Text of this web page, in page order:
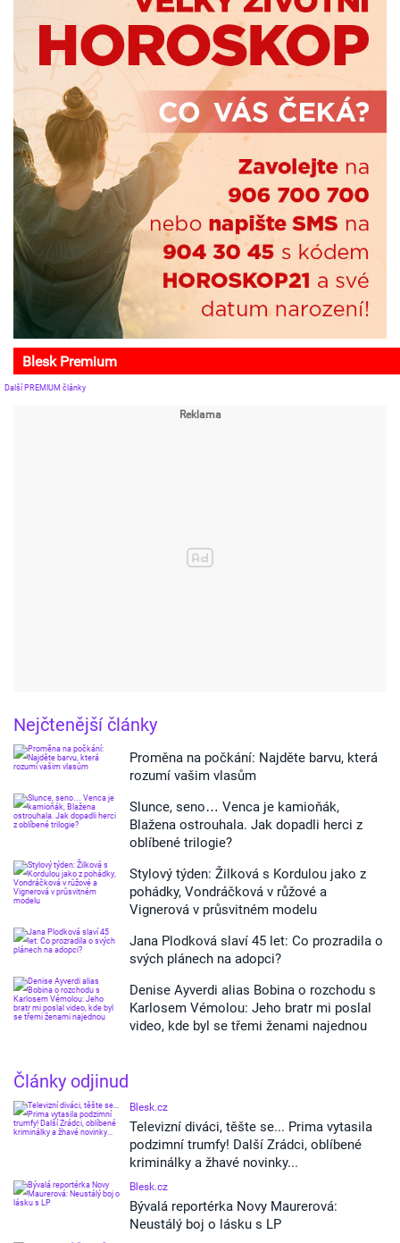
Blesk Premium
Další PREMIUM články
Nejčtenější články
Proměna na počkání: Najděte barvu, která
rozumí vašim vlasům
Slunce, seno… Venca je kamioňák,
Blažena ostrouhala. Jak dopadli herci z
oblíbené trilogie?
Stylový týden: Žilková s Kordulou jako z
pohádky, Vondráčková v růžové a
Vignerová v průsvitném modelu
Jana Plodková slaví 45 let: Co prozradila o
svých plánech na adopci?
Denise Ayverdi alias Bobina o rozchodu s
Karlosem Vémolou: Jeho bratr mi poslal
video, kde byl se třemi ženami najednou
Články odjinud
Blesk.cz
Televizní diváci, těšte se... Prima vytasila
podzimní trumfy! Další Zrádci, oblíbené
kriminálky a žhavé novinky...
Blesk.cz
Bývalá reportérka Novy Maurerová:
Neustálý boj o lásku s LP